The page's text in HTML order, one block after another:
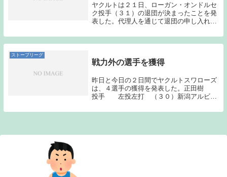
ヤクルトは２１日、ローガン・オンドルセ
ク投手（３１）の退団が決まったことを発
表した。代理人を通じて退団の申し入れが
続きを行った。オンドルセクは６月２６日
の中日戦に３点リードの９回から登板。味
ストーブリーグ
戦力外の選手を獲得
昨日と今日の２日間でヤクルトスワローズ
は、４選手の獲得を発表した。正田樹
投手 左投左打 （３０）新潟アルビレ
７）阪神タイガース木下達夫 投手 右